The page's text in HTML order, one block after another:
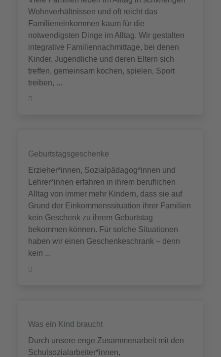
Wohnverhältnissen und oft reicht das
Familieneinkommen kaum für die
notwendigsten Dinge im Alltag. Wir gestalten
integrative Familiennachmittage, bei denen
Kinder, Jugendliche und deren Eltern sich
treffen, gemeinsam kochen, spielen, Sport
treiben, ...
Geburtstagsgeschenke
Erzieher*innen, Sozialpädagog*innen und
Lehrer*innen erfahren in ihrem beruflichen
Alltag von immer mehr Kindern, dass sie auf
Grund der Einkommenssituation ihrer Familien
kein Geschenk zu ihrem Geburtstag
bekommen können. Für solche Situationen
haben wir einen Geschenkeschrank – denn
kein ...
Was ein Kind braucht
Durch unsere enge Zusammenarbeit mit den
Schulsozialarbeiter*innen,